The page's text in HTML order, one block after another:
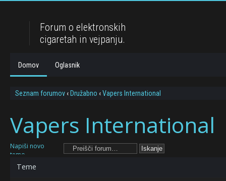
Forum o elektronskih
cigaretah in vejpanju.
Domov Oglasnik
Seznam forumov ‹ Družabno ‹Vapers International
Vapers International
Napiši novo
temo
Teme